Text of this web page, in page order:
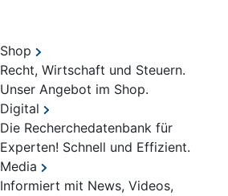
Shop
Recht, Wirtschaft und Steuern.
Unser Angebot im Shop.
Digital
Die Recherchedatenbank für
Experten! Schnell und Effizient.
Media
Informiert mit News, Videos,